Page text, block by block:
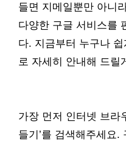
들면 지메일뿐만 아니
다양한 구글 서비스를
다. 지금부터 누구나
로 자세히 안내해 드릴
가장 먼저 인터넷 브라
들기’를 검색해주세요